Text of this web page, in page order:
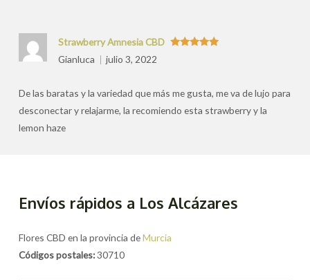
Strawberry Amnesia CBD
Gianluca
julio 3, 2022
De las baratas y la variedad que más me gusta, me va de lujo para
desconectar y relajarme, la recomiendo esta strawberry y la
lemon haze
Envíos rápidos a Los Alcázares
Flores CBD en la provincia deMurcia
Códigos postales:30710